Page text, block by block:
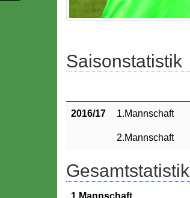
Saisonstatistik
2016/17 1.Mannschaft
2.Mannschaft
Gesamtstatistik